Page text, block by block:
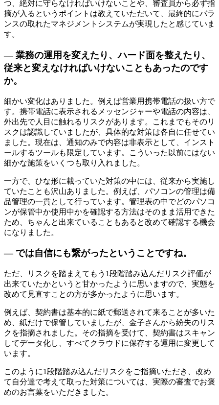
つ、絶対に守らなければいけないことや、審査員から必ず指
摘が入るというポイントは教えていただいて、最終的にバラ
ンスの取れたマネジメントシステムが実現したと感じていま
す。
— 業務の運用を変えたり、ハード面を整えたり、
従来と変えなければいけないこともあったのです
か。
細かい変化はありました。例えば営業用携帯電話の扱い方で
す。携帯電話に表示されるメッセンジャーや電話の内容は、
外出先で人目に触れるリスクがあります。これまでもそのリ
スクは認識していましたが、具体的な対策は各自に任せてい
ました。現在は、通知のみで内容は非表示として、インスト
ールするツールも限定しています。こういった以前にはない
細かな施策をいくつも取り入れました。
一方で、ひな形に載っていた対策の中には、従来から実施し
ていたことも沢山ありました。例えば、パソコンの管理は備
品管理の一貫として行っています。管理表の中でどのパソコ
ンが保管中か使用中かを確認する方法はそのまま活用できた
ため、ちゃんと出来ていることもあると改めて確認する機会
になりました。
— では自信にも繋がったということですね。
ただ、リスクを踏まえてもう1段階踏み込んだリスク評価が
出来ていたかというと甘かったように思いますので、実態を
改めて見直すことの方が多かったように思います。
例えば、契約書は基本的に紙で郵送されて来ることが多いた
め、紙だけで保管していましたが、金子さんから紛失のリス
クを指摘されました。その指摘を受けて、契約書はスキャン
してデータ化し、すべてクラウドに保存する運用に変更して
います。
このように1段階踏み込んだリスクをご指摘いただき、改め
て自分達で考えて取った対策については、実際の審査でお褒
めのお言葉をいただきました。